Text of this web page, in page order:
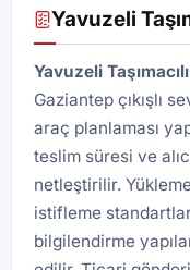
Yavuzeli
Yavuzeli
Gaziantep çıkışlı
araç planlaması
teslim süresi ve
netleştirilir.
istifleme
bilgilendirme